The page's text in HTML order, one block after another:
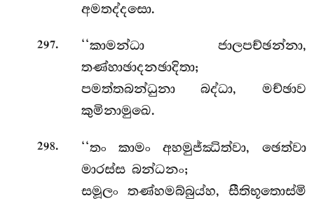
අමතද්දසො.
297. ‘‘කාමන්ධා ජාලපච්ඡන්නා,
තණ්හාඡාදනඡාදිතා;
පමත්තබන්ධුනා බද්ධා, මච්ඡාව
කුමිනාමුඛෙ.
298. ‘‘තංකාමං අහමුජ්ඣිත්වා, ඡෙත්වා
මාරස්ස බන්ධනං;
සමූලං තණ්හමබ්බුය්හ, සීතිභූතොස්මි